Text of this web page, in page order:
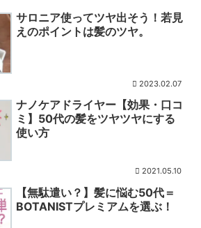
サロニア使ってツヤ出そう！若見
えのポイントは髪のツヤ。
2023.02.07
ナノケアドライヤー【効果・口コ
ミ】50代の髪をツヤツヤにする
使い方
2021.05.10
【無駄遣い？】髪に悩む50代＝
BOTANISTプレミアムを選ぶ！